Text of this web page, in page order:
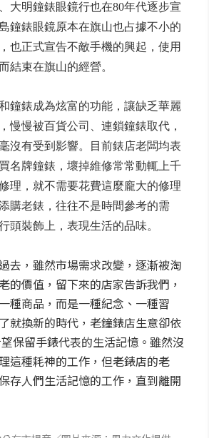
大明鐘錶眼鏡行也在80年代逐步宣
鐘錶眼鏡原本在旗山也占據不小的
也正式宣告不敵手機的興起，使用
結束在旗山的經營。
鐘錶成為炫富的功能，讓缺乏華麗
慢慢被百貨公司、連鎖鐘錶取代，
沒有受到影響。目前錶店老闆均表
名牌鐘錶，壞掉維修常常動輒上千
理，就不需要花費這麼龐大的修理
購老錶，往往不是時間參考的需
頭裝飾上，表現生活的品味。
去，雖然市場需求改變，逐漸被淘
的價值，留下來的店家告訴我們，
種商品，而是一種紀念、一種習
就換新的時代，老鐘錶店生意卻依
保留手錶代表的生活記憶。雖然沒
這種耗神的工作，但老錶店的老
存人們生活記憶的工作，直到離開